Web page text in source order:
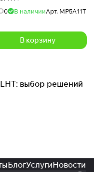
0 В наличииАрт. MP5A11T
В корзину
выбор решений
БлогУслугиНовости